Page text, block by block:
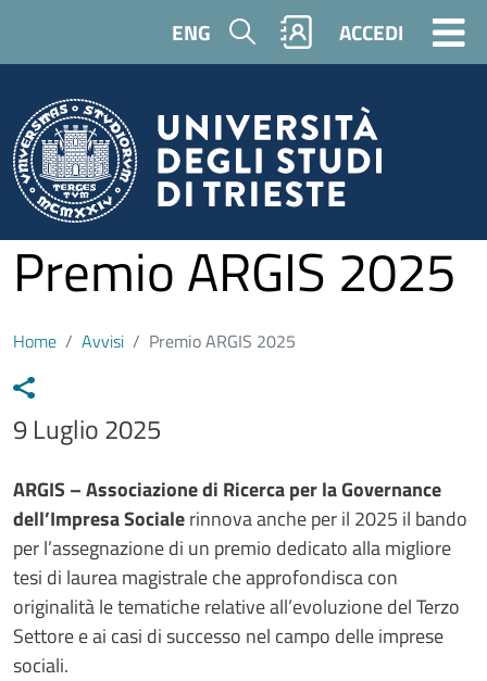
ENG Cerca ACCEDI
Premio ARGIS 2025
Home Avvisi Premio ARGIS 2025
Data avviso
9 Luglio 2025
Testo avviso
ARGIS – Associazione di Ricerca per la Governance
dell’Impresa Socialerinnova anche per il 2025 il bando
per l’assegnazione di un premio dedicato alla migliore
tesi di laurea magistrale che approfondisca con
originalità le tematiche relative all’evoluzione del Terzo
Settore e ai casi di successo nel campo delle imprese
sociali.